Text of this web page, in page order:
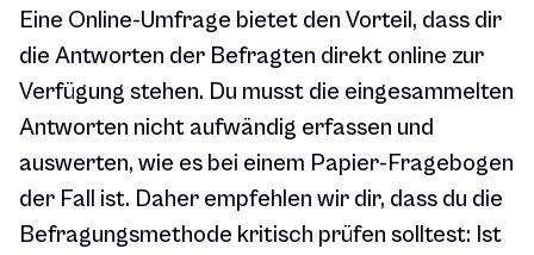
Eine Online-Umfrage bietet den Vorteil, dass dir
die Antworten der Befragten direkt online zur
Verfügung stehen. Du musst die eingesammelten
Antworten nicht aufwändig erfassen und
auswerten, wie es bei einem Papier-Fragebogen
der Fall ist. Daher empfehlen wir dir, dass du die
Befragungsmethode kritisch prüfen solltest: Ist